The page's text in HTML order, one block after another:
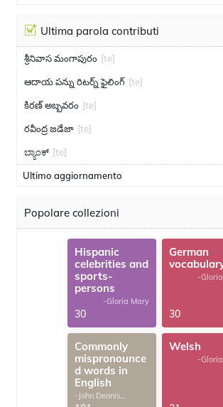
Ultima parola contributi
శ్రీనివాస మంగాపురం [te]
ఆదాయ పన్ను రిటర్న్ ఫైలింగ్ [te]
కిరణ్ అబ్బవరం [te]
రవీంద్ర జడేజా [te]
ಬ್ಯಾಂಕ್ [te]
Ultimo aggiornamento
Popolare collezioni
Hispanic
celebrities and
sports-
persons
-Gloria Mary
30
German
-
30
Commonly
mispronounce
d words in
English
-John Dennis
G.Thomas
Welsh
-